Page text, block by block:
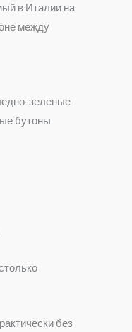
в Италии на
между
зеленые
бутоны
без